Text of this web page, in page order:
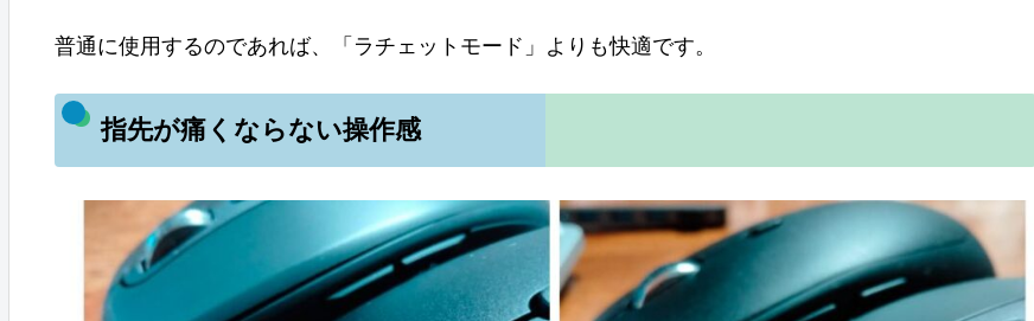
普通に使用するのであれば、「ラチェットモード」よりも快適です。
指先が痛くならない操作感